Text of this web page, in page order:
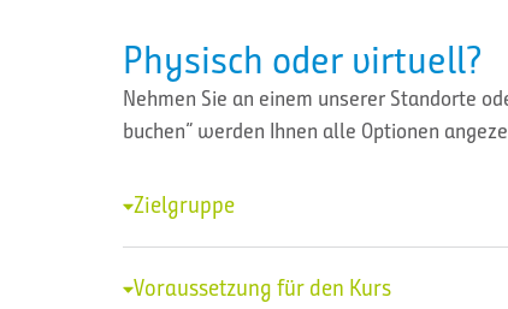
Physisch oder virtuell?
Nehmen Sie an einem unserer Standorte
buchen” werden Ihnen alle Optionen
Zielgruppe
Voraussetzung für den Kurs